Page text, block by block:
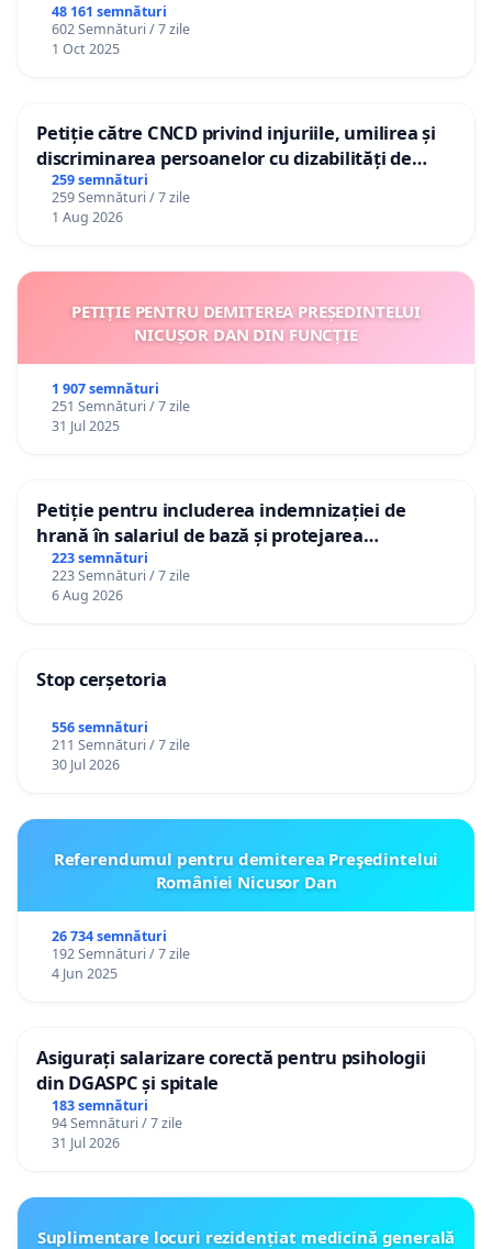
48 161 semnături
602 Semnături / 7 zile
1 Oct 2025
Petiție către CNCD privind injuriile, umilirea și
discriminarea persoanelor cu dizabilități de
către utilizatorul TikTok „Gorici”
259 semnături
259 Semnături / 7 zile
1 Aug 2026
PETIȚIE PENTRU DEMITEREA PREȘEDINTELUI
NICUȘOR DAN DIN FUNCȚIE
1 907 semnături
251 Semnături / 7 zile
31 Jul 2025
Petiție pentru includerea indemnizației de
hrană în salariul de bază și protejarea
gradațiilor de vechime pentru asistenții
personali
223 semnături
223 Semnături / 7 zile
6 Aug 2026
Stop cerșetoria
556 semnături
211 Semnături / 7 zile
30 Jul 2026
Referendumul pentru demiterea Preşedintelui
României Nicusor Dan
26 734 semnături
192 Semnături / 7 zile
4 Jun 2025
Asigurați salarizare corectă pentru psihologii
din DGASPC și spitale
183 semnături
94 Semnături / 7 zile
31 Jul 2026
Suplimentare locuri rezidențiat medicină generală